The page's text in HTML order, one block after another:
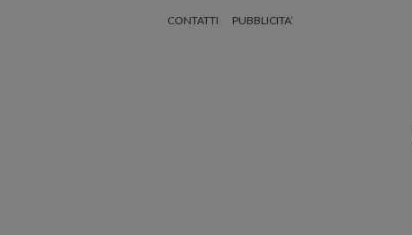
CONTATTI PUBBLICITA’